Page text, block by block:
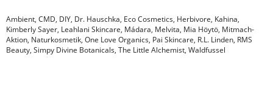
Ambient, CMD, DIY, Dr. Hauschka, Eco Cosmetics, Herbivore, Kahina,
Kimberly Sayer, Leahlani Skincare, Mádara, Melvita, Mia Höytö, Mitmach-
Aktion, Naturkosmetik, One Love Organics, Pai Skincare, R.L. Linden, RMS
Beauty, Simpy Divine Botanicals, The Little Alchemist, Waldfussel